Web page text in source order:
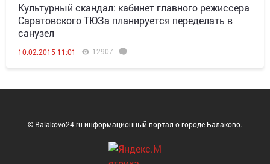
Культурный скандал: кабинет главного режиссера
Саратовского ТЮЗа планируется переделать в
санузел
10.02.2015 11:01 12907
© Balakovo24.ru информационный портал о городе Балаково.